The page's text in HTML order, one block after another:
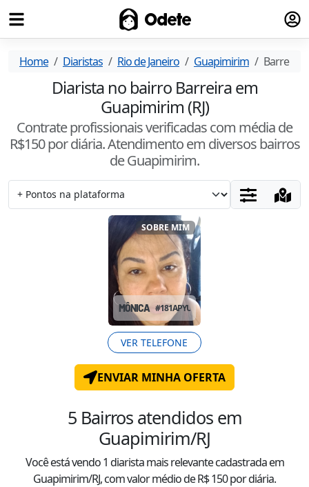
Odete
Home Diaristas Rio de Janeiro Guapimirim Barreira
Diarista no bairro Barreira em
Guapimirim (RJ)
Contrate profissionais verificadas com média de
R$150por diária. Atendimentoem diversos bairros
de Guapimirim.
SOBRE MIM
MÔNICA #181APYUJ
VER TELEFONE
ENVIAR MINHA OFERTA
5 Bairros atendidos em
Guapimirim/RJ
Você está vendo1 diarista mais relevante cadastrada em
Guapimirim/RJ, com valormédiode R$150por diária.